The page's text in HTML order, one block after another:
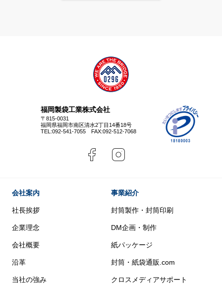
福岡製袋工業株式会社
〒815-0031
福岡県福岡市南区清水2丁目14番18号
TEL:092-541-7055FAX:092-512-7068
会社案内
社長挨拶
企業理念
会社概要
沿革
当社の強み
事業紹介
封筒製作・封筒印刷
DM企画・制作
紙パッケージ
封筒・紙袋通販.com
クロスメディアサポート